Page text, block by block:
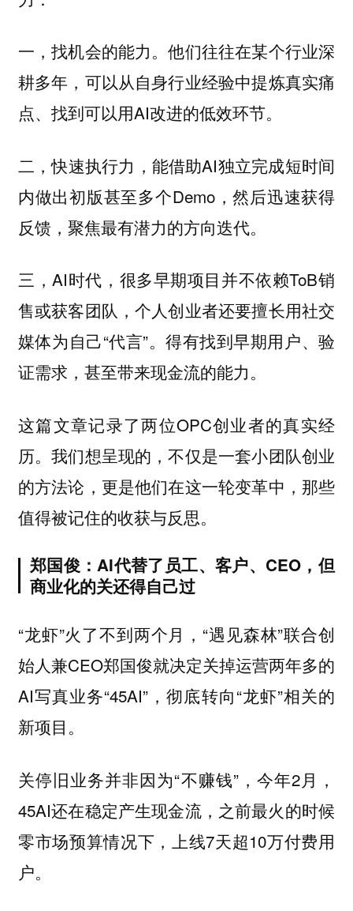
一，找机会的能力。他们往往在某个行业深
耕多年，可以从自身行业经验中提炼真实痛
点、找到可以用AI改进的低效环节。
二，快速执行力，能借助AI独立完成短时间
内做出初版甚至多个Demo，然后迅速获得
反馈，聚焦最有潜力的方向迭代。
三，AI时代，很多早期项目并不依赖ToB销
售或获客团队，个人创业者还要擅长用社交
媒体为自己“代言”。得有找到早期用户、验
证需求，甚至带来现金流的能力。
这篇文章记录了两位OPC创业者的真实经
历。我们想呈现的，不仅是一套小团队创业
的方法论，更是他们在这一轮变革中，那些
值得被记住的收获与反思。
郑国俊：AI代替了员工、客户、CEO，但
商业化的关还得自己过
“龙虾”火了不到两个月，“遇见森林”联合创
始人兼CEO郑国俊就决定关掉运营两年多的
AI写真业务“45AI”，彻底转向“龙虾”相关的
新项目。
关停旧业务并非因为“不赚钱”，今年2月，
45AI还在稳定产生现金流，之前最火的时候
零市场预算情况下，上线7天超10万付费用
户。